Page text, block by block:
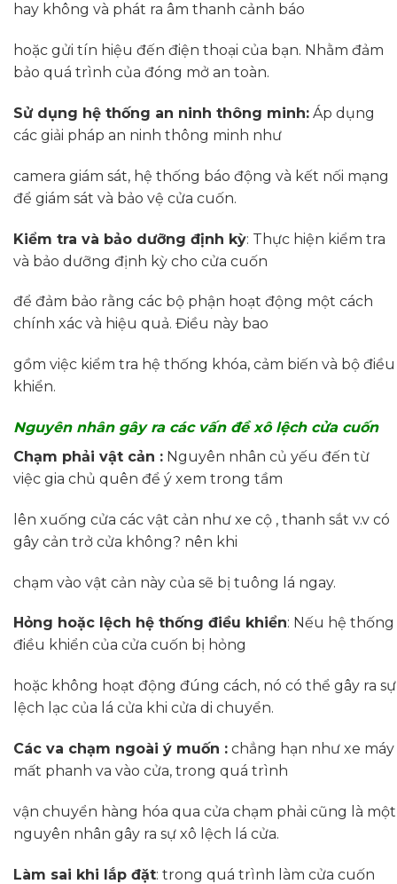
hay không và phát ra âm thanh cảnh báo
hoặc gửi tín hiệu đến điện thoại của bạn. Nhằm đảm
bảo quá trình của đóng mở an toàn.
Sử dụng hệ thống an ninh thông minh: Áp dụng
các giải pháp an ninh thông minh như
camera giám sát, hệ thống báo động và kết nối mạng
để giám sát và bảo vệ cửa cuốn.
Kiểm tra và bảo dưỡng định kỳ: Thực hiện kiểm tra
và bảo dưỡng định kỳ cho cửa cuốn
để đảm bảo rằng các bộ phận hoạt động một cách
chính xác và hiệu quả. Điều này bao
gồm việc kiểm tra hệ thống khóa, cảm biến và bộ điều
khiển.
Nguyên nhân gây ra các vấn đề xô lệch cửa cuốn
Chạm phải vật cản : Nguyên nhân củ yếu đến từ
việc gia chủ quên để ý xem trong tầm
lên xuống cửa các vật cản như xe cộ , thanh sắt v.v có
gây cản trở cửa không? nên khi
chạm vào vật cản này của sẽ bị tuông lá ngay.
Hỏng hoặc lệch hệ thống điều khiển: Nếu hệ thống
điều khiển của cửa cuốn bị hỏng
hoặc không hoạt động đúng cách, nó có thể gây ra sự
lệch lạc của lá cửa khi cửa di chuyển.
Các va chạm ngoài ý muốn : chẳng hạn như xe máy
mất phanh va vào cửa, trong quá trình
vận chuyển hàng hóa qua cửa chạm phải cũng là một
nguyên nhân gây ra sự xô lệch lá cửa.
Làm sai khi lắp đặt: trong quá trình làm cửa cuốn